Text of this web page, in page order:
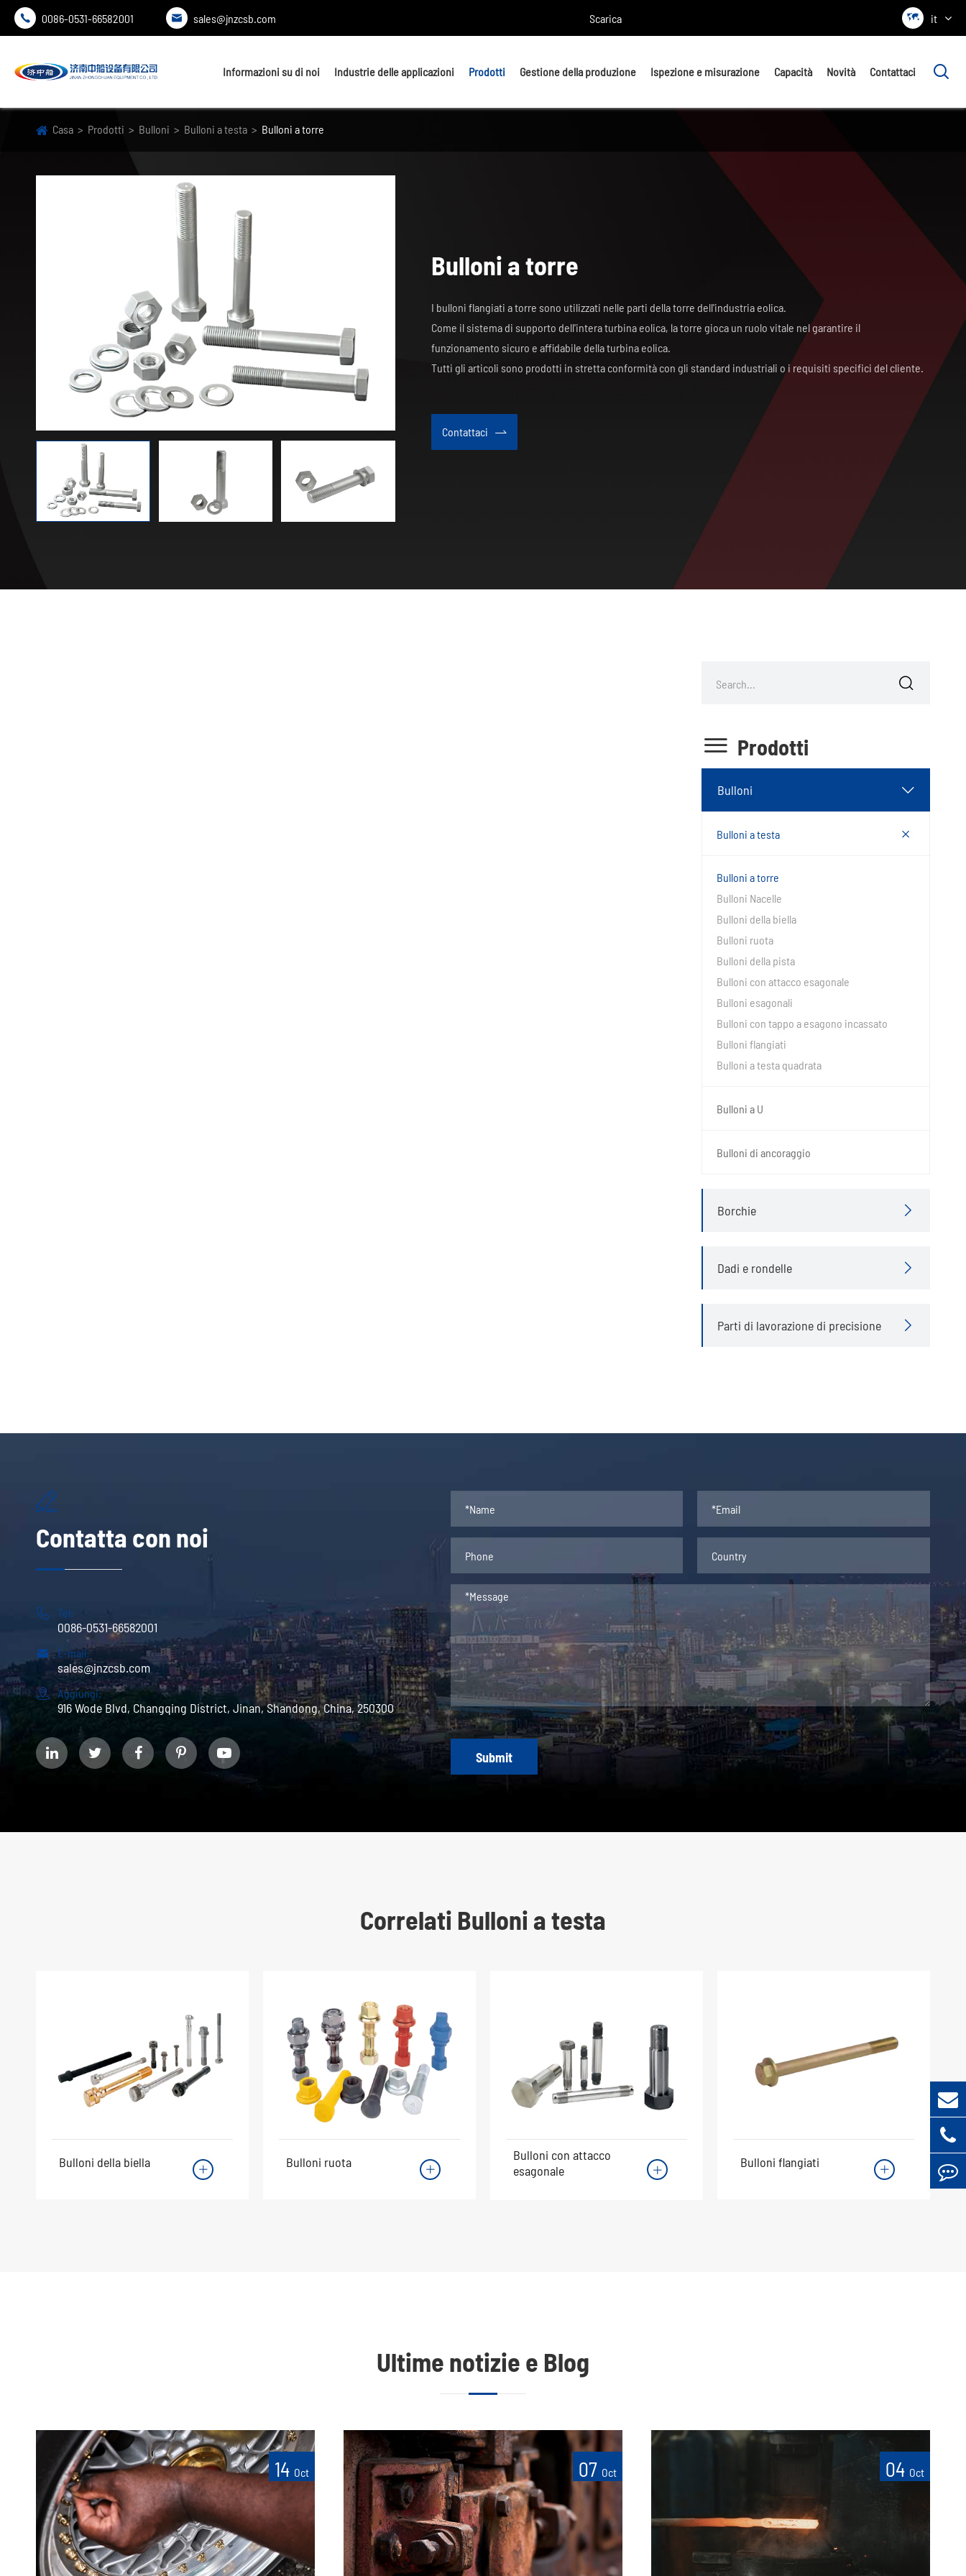
 0086-0531-66582001  sales@jnzcsb.com Scarica  it
Informazioni su di noi Industrie delle applicazioni Prodotti Gestione della produzione Ispezione e misurazione Capacità Novità Contattaci 
Casa Prodotti Bulloni Bulloni a testa Bulloni a torre
Bulloni a torre
I bulloni flangiati a torre sono utilizzati nelle parti della torre dell'industria eolica.
Come il sistema di supporto dell'intera turbina eolica, la torre gioca un ruolo vitale nel garantire il
funzionamento sicuro e affidabile della turbina eolica.
Tutti gli articoli sono prodotti in stretta conformità con gli standard industriali o i requisiti specifici del cliente.
Contattaci 

 Prodotti
Bulloni 
Bulloni a testa 
Bulloni a torre
Bulloni Nacelle
Bulloni della biella
Bulloni ruota
Bulloni della pista
Bulloni con attacco esagonale
Bulloni esagonali
Bulloni con tappo a esagono incassato
Bulloni flangiati
Bulloni a testa quadrata
Bulloni a U
Bulloni di ancoraggio
Borchie 
Dadi e rondelle 
Parti di lavorazione di precisione 

Contatta con noi
 Tel:
0086-0531-66582001
 E-mail:
sales@jnzcsb.com
 Aggiungi:
916 Wode Blvd, Changqing District, Jinan, Shandong, China, 250300
Submit
Correlati Bulloni a testa
Bulloni della biella  Bulloni ruota 
Bulloni con attacco
esagonale
 Bulloni flangiati 
Ultime notizie e Blog
14 Oct 07 Oct 04 Oct